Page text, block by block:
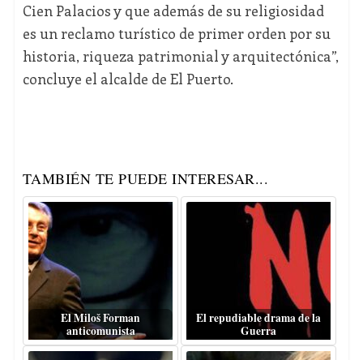
Cien Palacios y que además de su religiosidad
es un reclamo turístico de primer orden por su
historia, riqueza patrimonial y arquitectónica”,
concluye el alcalde de El Puerto.
TAMBIÉN TE PUEDE INTERESAR...
El Miloš Forman
anticomunista
El repudiable drama de la
Guerra